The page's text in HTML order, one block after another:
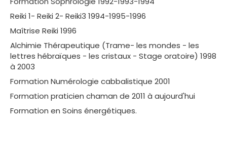
Reiki 1- Reiki 2- Reiki3 1994-1995-1996
Maîtrise Reiki 1996
Alchimie Thérapeutique (Trame- les mondes - les
lettres hébraïques - les cristaux - Stage oratoire) 1998
à 2003
Formation Numérologie cabbalistique 2001
Formation praticien chaman de 2011 à aujourd'hui
Formation en Soins énergétiques.